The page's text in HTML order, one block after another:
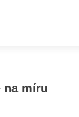
na míru